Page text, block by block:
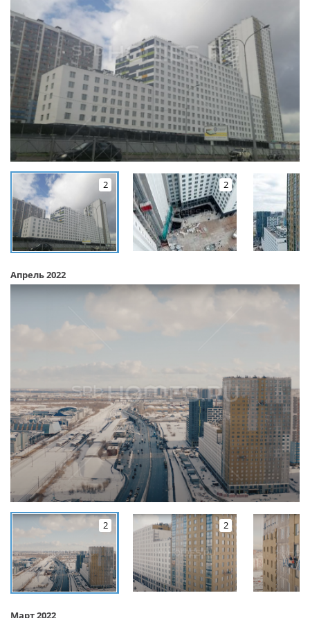
2 2
Апрель 2022
2 2
Март 2022